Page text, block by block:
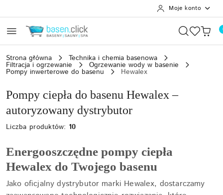
Moje konto
Strona główna Technika i chemia basenowa
Filtracja i ogrzewanie Ogrzewanie wody w basenie
Pompy inwerterowe do basenu Hewalex
Pompy ciepła do basenu Hewalex –
autoryzowany dystrybutor
Liczba produktów: 10
Energooszczędne pompy ciepła
Hewalex do Twojego basenu
Jako oficjalny dystrybutor marki Hewalex, dostarczamy